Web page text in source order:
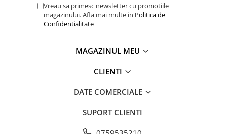
Vreau sa primesc newsletter cu promotiile
magazinului. Afla mai multe in Politica de
Confidentialitate
MAGAZINUL MEU
CLIENTI
DATE COMERCIALE
SUPORT CLIENTI